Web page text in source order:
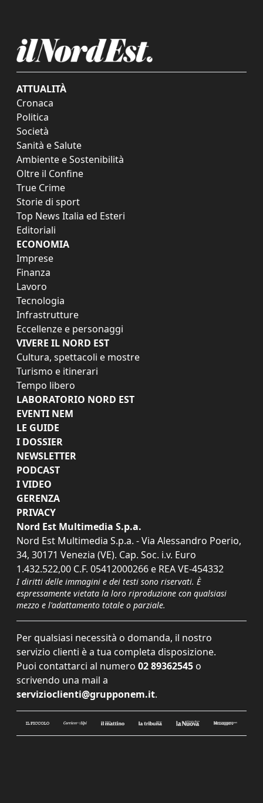
ATTUALITÀ
Cronaca
Politica
Società
Sanità e Salute
Ambiente e Sostenibilità
Oltre il Confine
True Crime
Storie di sport
Top News Italia ed Esteri
Editoriali
ECONOMIA
Imprese
Finanza
Lavoro
Tecnologia
Infrastrutture
Eccellenze e personaggi
VIVERE IL NORD EST
Cultura, spettacoli e mostre
Turismo e itinerari
Tempo libero
LABORATORIO NORD EST
EVENTI NEM
LE GUIDE
I DOSSIER
NEWSLETTER
PODCAST
I VIDEO
GERENZA
PRIVACY
Nord Est Multimedia S.p.a.
Nord Est Multimedia S.p.a. - Via Alessandro Poerio,
34, 30171 Venezia (VE). Cap. Soc. i.v. Euro
1.432.522,00 C.F. 05412000266 e REA VE-454332
I diritti delle immagini e dei testi sono riservati. È
espressamente vietata la loro riproduzione con qualsiasi
mezzo e l'adattamento totale o parziale.
Per qualsiasi necessità o domanda, il nostro
servizio clienti è a tua completa disposizione.
Puoi contattarci al numero 02 89362545 o
scrivendo una mail a
servizioclienti@grupponem.it.